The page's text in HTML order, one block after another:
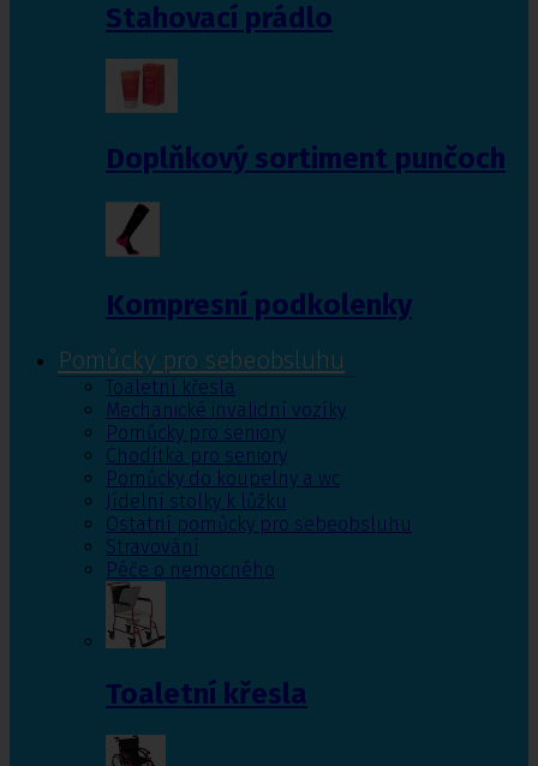
Stahovací prádlo
Doplňkový sortiment punčoch
Kompresní podkolenky
Pomůcky pro sebeobsluhu
Toaletní křesla
Mechanické invalidní vozíky
Pomůcky pro seniory
Chodítka pro seniory
Pomůcky do koupelny a wc
Jídelní stolky k lůžku
Ostatní pomůcky pro sebeobsluhu
Stravování
Péče o nemocného
Toaletní křesla